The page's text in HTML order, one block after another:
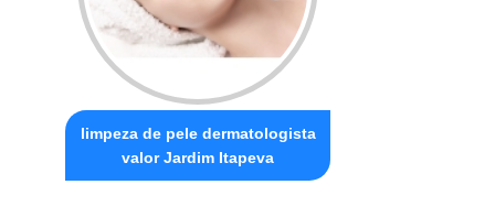
limpeza de pele dermatologista
valor Jardim Itapeva